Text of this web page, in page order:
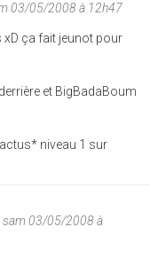
03/05/2008 à 12h47
ça fait jeunot pour
et BigBadaBoum
niveau 1 sur
sam 03/05/2008 à